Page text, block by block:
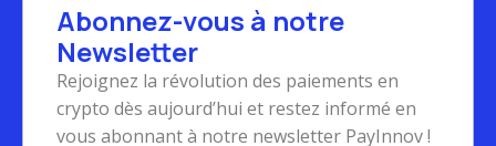
Abonnez-vous à notre
Newsletter
Rejoignez la révolution des paiements en
crypto dès aujourd’hui et restez informé en
vous abonnant à notre newsletter PayInnov !